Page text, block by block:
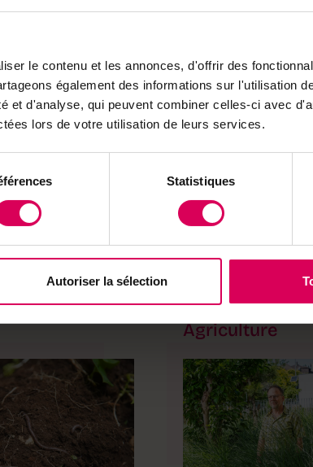
le contenu et les annonces, d'offrir des
également des informations sur l'utilisation
et d'analyse, qui peuvent combiner celles-ci avec
lors de votre utilisation de leurs services.
Statistiques
Autoriser la sélection
Agriculture